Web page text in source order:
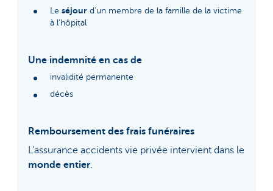
Le séjour d'un membre de la famille de la victime
à l'hôpital
Une indemnité en cas de
invalidité permanente
décès
Remboursement des frais funéraires
L'assurance accidents vie privée intervient dans le
monde entier